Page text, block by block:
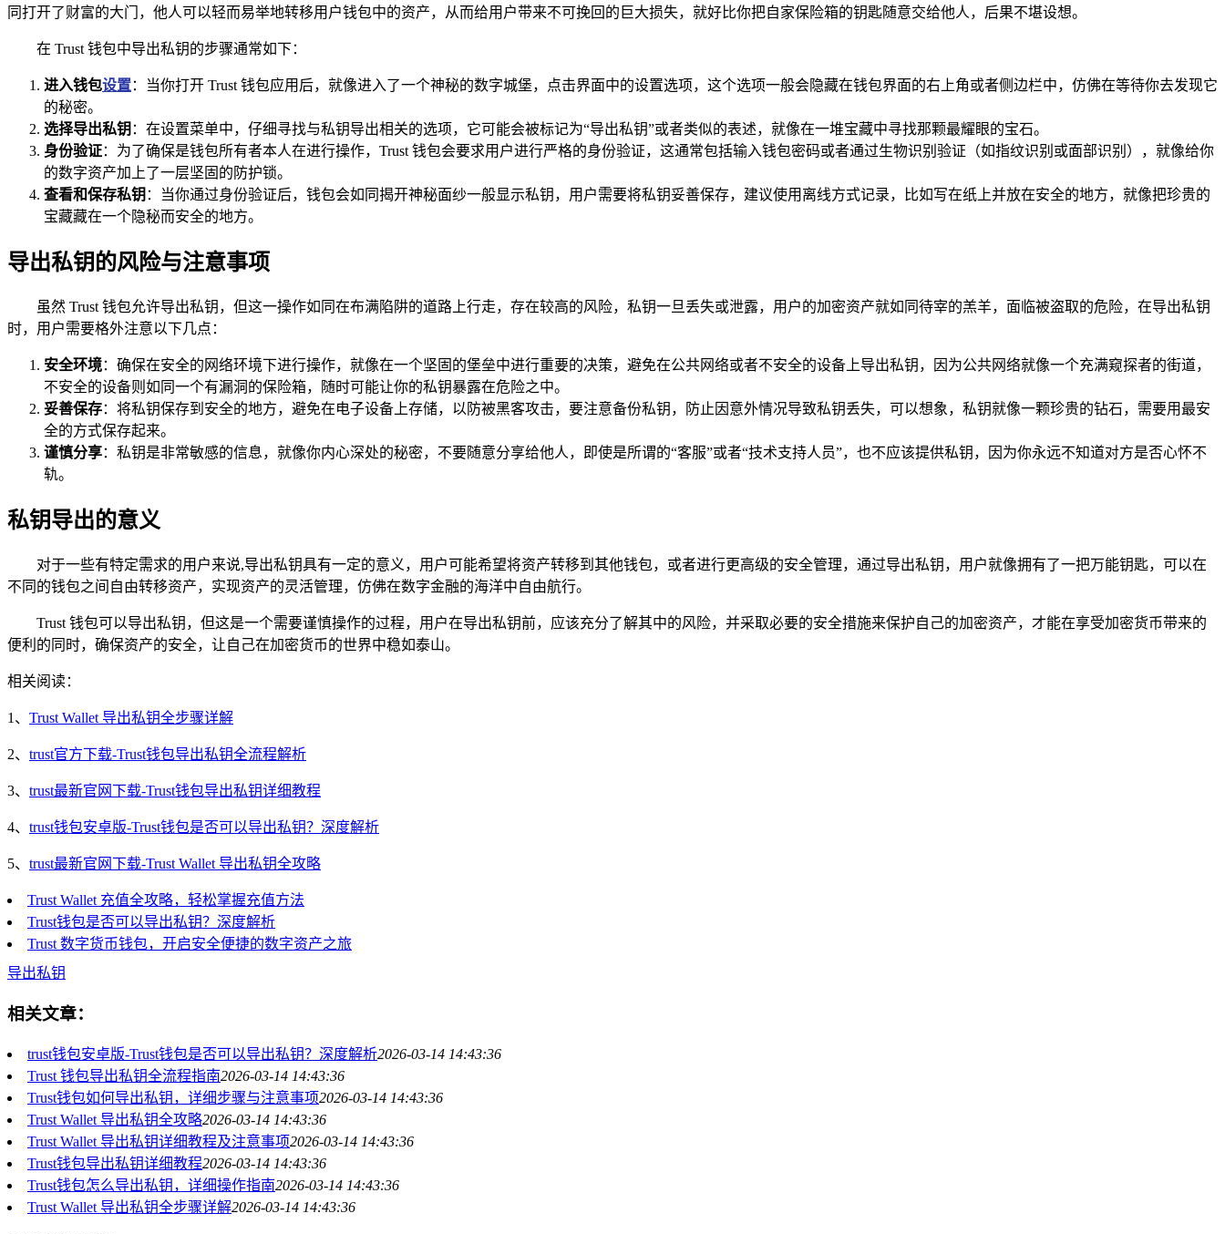
同打开了财富的大门，他人可以轻而易举地转移用户钱包中的资产，从而给用户带来不可挽回的巨大损失，就好比你把自家保险箱的钥匙随意交给他人，后果不堪设想。
在 Trust 钱包中导出私钥的步骤通常如下：
进入钱包设置：当你打开 Trust 钱包应用后，就像进入了一个神秘的数字城堡，点击界面中的设置选项，这个选项一般会隐藏在钱包界面的右上角或者侧边栏中，仿佛在等待你去发现它
的秘密。
选择导出私钥 ：在设置菜单中，仔细寻找与私钥导出相关的选项，它可能会被标记为“导出私钥”或者类似的表述，就像在一堆宝藏中寻找那颗最耀眼的宝石。
身份验证：为了确保是钱包所有者本人在进行操作，Trust 钱包会要求用户进行严格的身份验证，这通常包括输入钱包密码或者通过生物识别验证（如指纹识别或面部识别），就像给你
的数字资产加上了一层坚固的防护锁。
查看和保存私钥 ：当你通过身份验证后，钱包会如同揭开神秘面纱一般显示私钥，用户需要将私钥妥善保存，建议使用离线方式记录，比如写在纸上并放在安全的地方，就像把珍贵的
宝藏藏在一个隐秘而安全的地方。
导出私钥的风险与注意事项
虽然 Trust 钱包允许导出私钥，但这一操作如同在布满陷阱的道路上行走，存在较高的风险，私钥一旦丢失或泄露，用户的加密资产就如同待宰的羔羊，面临被盗取的危险，在导出私钥
时，用户需要格外注意以下几点：
安全环境：确保在安全的网络环境下进行操作，就像在一个坚固的堡垒中进行重要的决策，避免在公共网络或者不安全的设备上导出私钥，因为公共网络就像一个充满窥探者的街道，
不安全的设备则如同一个有漏洞的保险箱，随时可能让你的私钥暴露在危险之中。
妥善保存：将私钥保存到安全的地方，避免在电子设备上存储，以防被黑客攻击，要注意备份私钥，防止因意外情况导致私钥丢失，可以想象，私钥就像一颗珍贵的钻石，需要用最安
全的方式保存起来。
谨慎分享：私钥是非常敏感的信息，就像你内心深处的秘密，不要随意分享给他人，即使是所谓的“客服”或者“技术支持人员”，也不应该提供私钥，因为你永远不知道对方是否心怀不
轨。
私钥导出的意义
对于一些有特定需求的用户来说,导出私钥具有一定的意义，用户可能希望将资产转移到其他钱包，或者进行更高级的安全管理，通过导出私钥，用户就像拥有了一把万能钥匙，可以在
不同的钱包之间自由转移资产，实现资产的灵活管理，仿佛在数字金融的海洋中自由航行。
Trust 钱包可以导出私钥，但这是一个需要谨慎操作的过程，用户在导出私钥前，应该充分了解其中的风险，并采取必要的安全措施来保护自己的加密资产，才能在享受加密货币带来的
便利的同时，确保资产的安全，让自己在加密货币的世界中稳如泰山。
相关阅读：
1、 Trust Wallet 导出私钥全步骤详解
2、 trust官方下载-Trust钱包导出私钥全流程解析
3、 trust最新官网下载-Trust钱包导出私钥详细教程
4、 trust钱包安卓版-Trust钱包是否可以导出私钥？深度解析
5、 trust最新官网下载-Trust Wallet 导出私钥全攻略
Trust Wallet 充值全攻略，轻松掌握充值方法
Trust钱包是否可以导出私钥？深度解析
Trust 数字货币钱包，开启安全便捷的数字资产之旅
导出私钥
相关文章：
trust钱包安卓版-Trust钱包是否可以导出私钥？深度解析2026-03-14 14:43:36
Trust 钱包导出私钥全流程指南2026-03-14 14:43:36
Trust钱包如何导出私钥，详细步骤与注意事项2026-03-14 14:43:36
Trust Wallet 导出私钥全攻略2026-03-14 14:43:36
Trust Wallet 导出私钥详细教程及注意事项2026-03-14 14:43:36
Trust钱包导出私钥详细教程2026-03-14 14:43:36
Trust钱包怎么导出私钥，详细操作指南2026-03-14 14:43:36
Trust Wallet 导出私钥全步骤详解2026-03-14 14:43:36